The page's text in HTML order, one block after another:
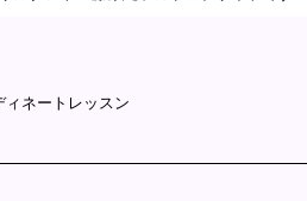
ィネートレッスン